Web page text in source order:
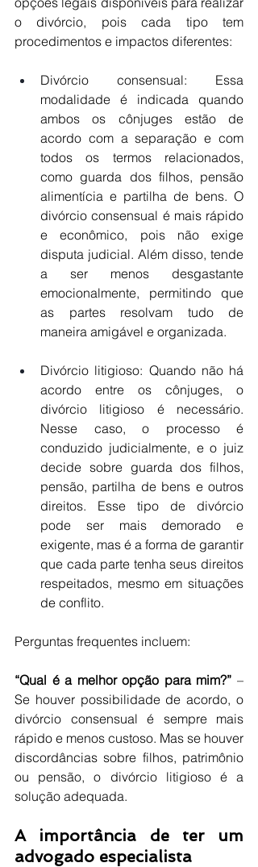
o divórcio, pois cada tipo tem
procedimentos e impactos diferentes:
Divórcio consensual: Essa
modalidade é indicada quando
ambos os cônjuges estão de
acordo com a separação e com
todos os termos relacionados,
como guarda dos filhos, pensão
alimentícia e partilha de bens. O
divórcio consensual é mais rápido
e econômico, pois não exige
disputa judicial. Além disso, tende
a ser menos desgastante
emocionalmente, permitindo que
as partes resolvam tudo de
maneira amigável e organizada.
Divórcio litigioso: Quando não há
acordo entre os cônjuges, o
divórcio litigioso é necessário.
Nesse caso, o processo é
conduzido judicialmente, e o juiz
decide sobre guarda dos filhos,
pensão, partilha de bens e outros
direitos. Esse tipo de divórcio
pode ser mais demorado e
exigente, mas é a forma de garantir
que cada parte tenha seus direitos
respeitados, mesmo em situações
de conflito.
Perguntas frequentes incluem:
“Qual é a melhor opção para mim?” –
Se houver possibilidade de acordo, o
divórcio consensual é sempre mais
rápido e menos custoso. Mas se houver
discordâncias sobre filhos, patrimônio
ou pensão, o divórcio litigioso é a
solução adequada.
A importância de ter um
advogado especialista